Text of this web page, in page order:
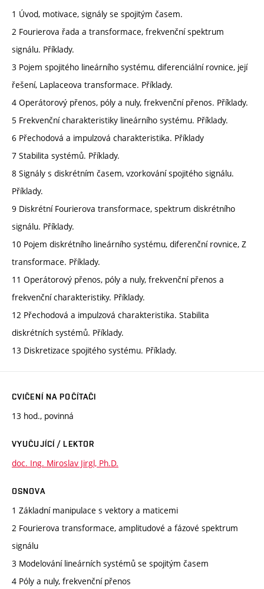
1 Úvod, motivace, signály se spojitým časem.
2 Fourierova řada a transformace, frekvenční spektrum
signálu. Příklady.
3 Pojem spojitého lineárního systému, diferenciální rovnice, její
řešení, Laplaceova transformace. Příklady.
4 Operátorový přenos, póly a nuly, frekvenční přenos. Příklady.
5 Frekvenční charakteristiky lineárního systému. Příklady.
6 Přechodová a impulzová charakteristika. Příklady
7 Stabilita systémů. Příklady.
8 Signály s diskrétním časem, vzorkování spojitého signálu.
Příklady.
9 Diskrétní Fourierova transformace, spektrum diskrétního
signálu. Příklady.
10 Pojem diskrétního lineárního systému, diferenční rovnice, Z
transformace. Příklady.
11 Operátorový přenos, póly a nuly, frekvenční přenos a
frekvenční charakteristiky. Příklady.
12 Přechodová a impulzová charakteristika. Stabilita
diskrétních systémů. Příklady.
13 Diskretizace spojitého systému. Příklady.
CVIČENÍ NA POČÍTAČI
13 hod., povinná
VYUČUJÍCÍ / LEKTOR
doc. Ing. Miroslav Jirgl, Ph.D.
OSNOVA
1 Základní manipulace s vektory a maticemi
2 Fourierova transformace, amplitudové a fázové spektrum
signálu
3 Modelování lineárních systémů se spojitým časem
4 Póly a nuly, frekvenční přenos